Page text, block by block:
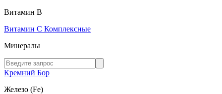
Витамин В
Витамин C Комплексные
Минералы
Кремний Бор
Железо (Fe)